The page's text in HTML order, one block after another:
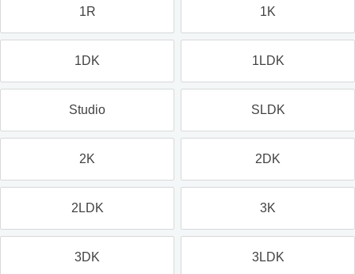
1R 1K
1DK 1LDK
Studio SLDK
2K 2DK
2LDK 3K
3DK 3LDK